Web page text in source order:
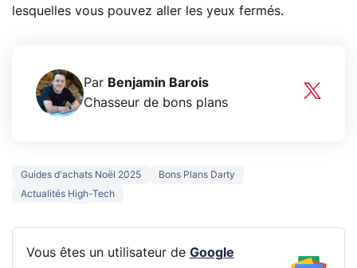
lesquelles vous pouvez aller les yeux fermés.
Par Benjamin Barois
Chasseur de bons plans
Guides d'achats Noël 2025
Bons Plans Darty
Actualités High-Tech
Vous êtes un utilisateur de Google